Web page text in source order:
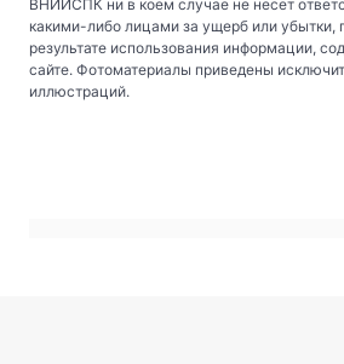
ВНИИСПК ни в коем случае не несет
какими-либо лицами за ущерб или убытки,
результате использования информации,
сайте. Фотоматериалы приведены
иллюстраций.